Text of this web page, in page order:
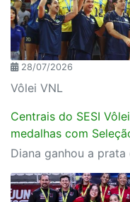
28/07/2026
Vôlei VNL
Centrais do SESI
medalhas com